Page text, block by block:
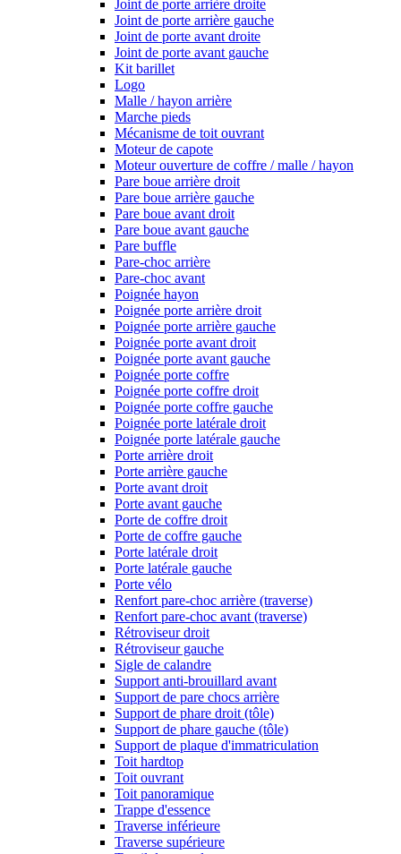
Joint de porte arrière droite
Joint de porte arrière gauche
Joint de porte avant droite
Joint de porte avant gauche
Kit barillet
Logo
Malle / hayon arrière
Marche pieds
Mécanisme de toit ouvrant
Moteur de capote
Moteur ouverture de coffre / malle / hayon
Pare boue arrière droit
Pare boue arrière gauche
Pare boue avant droit
Pare boue avant gauche
Pare buffle
Pare-choc arrière
Pare-choc avant
Poignée hayon
Poignée porte arrière droit
Poignée porte arrière gauche
Poignée porte avant droit
Poignée porte avant gauche
Poignée porte coffre
Poignée porte coffre droit
Poignée porte coffre gauche
Poignée porte latérale droit
Poignée porte latérale gauche
Porte arrière droit
Porte arrière gauche
Porte avant droit
Porte avant gauche
Porte de coffre droit
Porte de coffre gauche
Porte latérale droit
Porte latérale gauche
Porte vélo
Renfort pare-choc arrière (traverse)
Renfort pare-choc avant (traverse)
Rétroviseur droit
Rétroviseur gauche
Sigle de calandre
Support anti-brouillard avant
Support de pare chocs arrière
Support de phare droit (tôle)
Support de phare gauche (tôle)
Support de plaque d'immatriculation
Toit hardtop
Toit ouvrant
Toit panoramique
Trappe d'essence
Traverse inférieure
Traverse supérieure